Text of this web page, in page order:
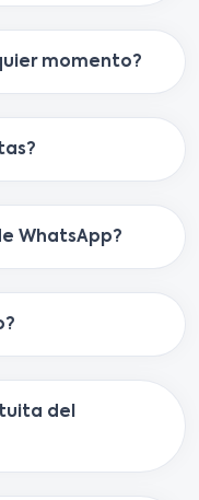
momento?
WhatsApp?
del